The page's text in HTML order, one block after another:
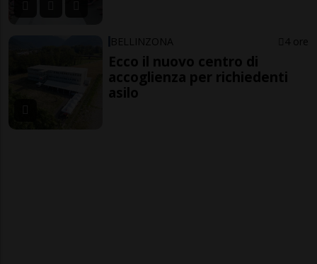
BELLINZONA 4 ore
Ecco il nuovo centro di
accoglienza per richiedenti
asilo